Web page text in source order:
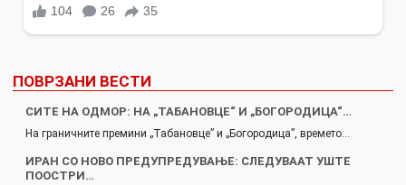
ПОВРЗАНИ ВЕСТИ
СИТЕ НА ОДМОР: НА „ТАБАНОВЦЕ“ И „БОГОРОДИЦА“…
На граничните премини „Табановце” и „Богородица”, времето…
ИРАН СО НОВО ПРЕДУПРЕДУВАЊЕ: СЛЕДУВААТ УШТЕ
ПООСТРИ…